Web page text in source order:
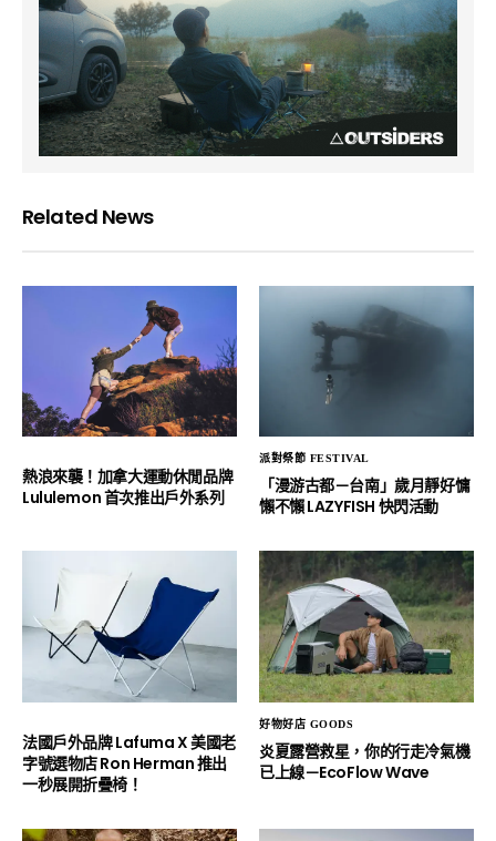
Related News
熱浪來襲！加拿大運動休閒品牌
Lululemon 首次推出戶外系列
派對祭節 FESTIVAL
「漫游古都－台南」歲月靜好慵
懶不懶 LAZYFISH 快閃活動
法國戶外品牌 Lafuma X 美國老
字號選物店 Ron Herman 推出
一秒展開折疊椅！
好物好店 GOODS
炎夏露營救星，你的行走冷氣機
已上線－EcoFlow Wave